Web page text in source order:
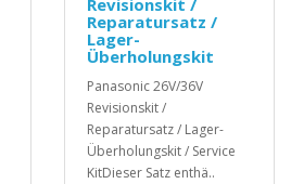
Revisionskit /
Reparatursatz /
Lager-
Überholungskit
Panasonic 26V/36V
Revisionskit /
Reparatursatz / Lager-
Überholungskit / Service
KitDieser Satz enthä..